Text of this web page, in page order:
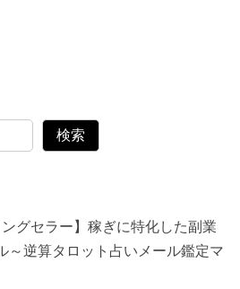
検索
グセラー】稼ぎに特化した副業
～逆算タロット占いメール鑑定マ